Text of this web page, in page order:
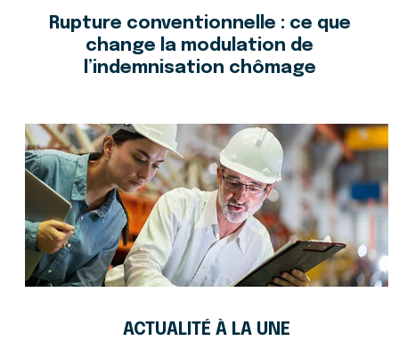
Rupture conventionnelle : ce que
change la modulation de
l’indemnisation chômage
ACTUALITÉ À LA UNE